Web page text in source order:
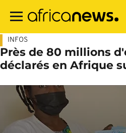
contenu
INFOS
Près de 80 millions
déclarés en Afrique